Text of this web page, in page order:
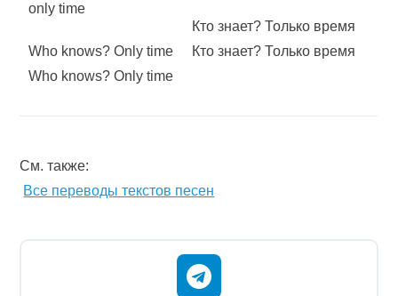
only time
Who knows? Only time
Who knows? Only time
Кто знает? Только время
Кто знает? Только время
См. также:
Все переводы текстов песен